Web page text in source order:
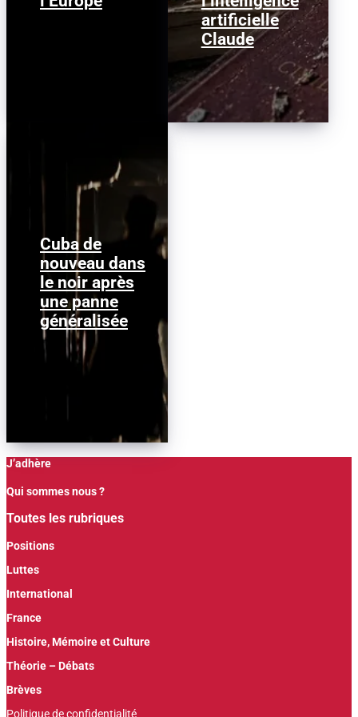
artificielle
Claude
Cuba de
nouveau dans
le noir après
une panne
généralisée
Photo d'illustration :
Ernesto Mastrascusa /
(EPA) EFE Le réseau
électrique cubain s'est
effondré...
J’adhère
Qui sommes nous ?
Toutes les rubriques
Positions
Luttes
International
France
Histoire, Mémoire et Culture
Théorie – Débats
Brèves
Politique de confidentialité